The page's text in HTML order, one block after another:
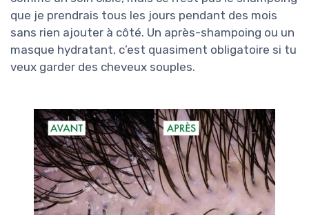
que je prendrais tous les jours pendant des mois
sans rien ajouter à côté. Un après-shampoing ou un
masque hydratant, c’est quasiment obligatoire si tu
veux garder des cheveux souples.